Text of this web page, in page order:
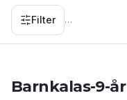
Filter …
Barnkalas-9-år